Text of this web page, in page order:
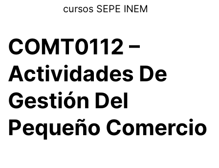
cursos SEPE INEM
COMT0112 –
Actividades De
Gestión Del
Pequeño Comercio